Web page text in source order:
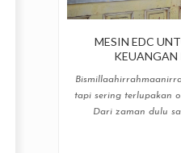
MESIN EDC
KEUANGAN
tapi sering terlupakan
Dari zaman dulu